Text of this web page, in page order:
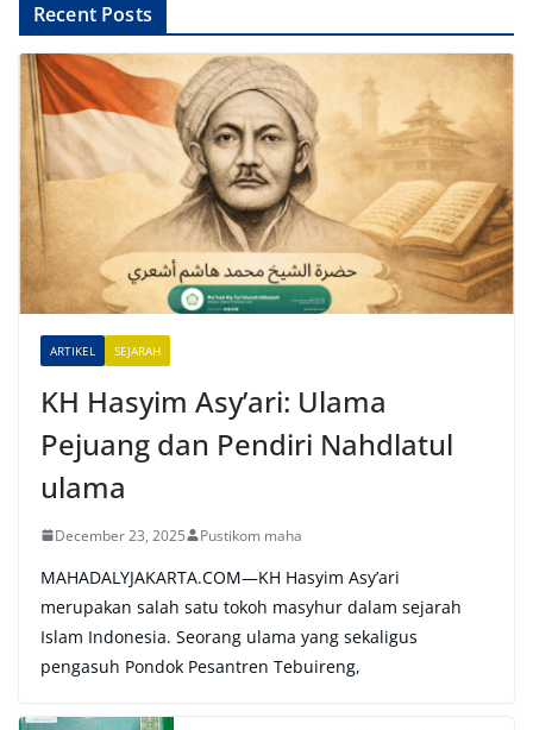
l
t
v
Recent Posts
ARTIKEL SEJARAH
KH Hasyim Asy’ari: Ulama
Pejuang dan Pendiri Nahdlatul
ulama
December 23, 2025 Pustikom maha
MAHADALYJAKARTA.COM—KH Hasyim Asy’ari
merupakan salah satu tokoh masyhur dalam sejarah
Islam Indonesia. Seorang ulama yang sekaligus
pengasuh Pondok Pesantren Tebuireng,